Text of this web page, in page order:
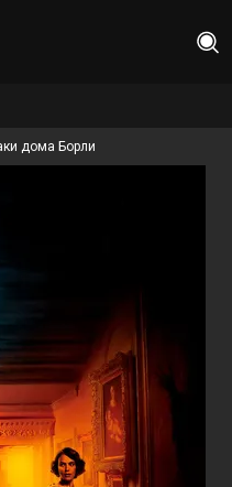
дома Борли